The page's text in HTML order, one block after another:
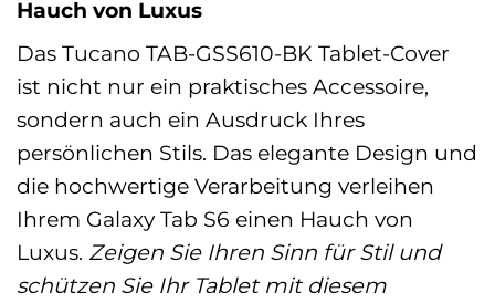
Hauch von Luxus
Das Tucano TAB-GSS610-BK Tablet-Cover
ist nicht nur ein praktisches Accessoire,
sondern auch ein Ausdruck Ihres
persönlichen Stils. Das elegante Design und
die hochwertige Verarbeitung verleihen
Ihrem Galaxy Tab S6 einen Hauch von
Luxus. Zeigen Sie Ihren Sinn für Stil und
schützen Sie Ihr Tablet mit diesem